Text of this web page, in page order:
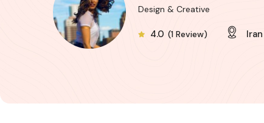
Design & Creative
4.0 (1 Review) Iran